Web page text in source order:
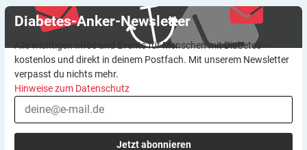
Diabetes-Anker-Newsletter
Alle wichtigen Infos und Events für Menschen mit Diabetes –
kostenlos und direkt in deinem Postfach. Mit unserem Newsletter
verpasst du nichts mehr.
Hinweise zum Datenschutz
Jetzt abonnieren